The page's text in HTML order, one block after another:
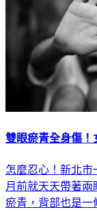
雙眼瘀青全身傷
怎麼忍心！新北市
月前就天天帶著
瘀青，背部也是一